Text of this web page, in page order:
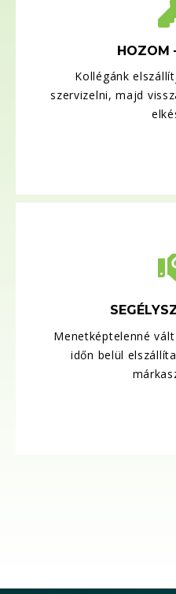
HOZOM
Kollégánk
szervizelni, majd
Menetképtelenné
időn belül